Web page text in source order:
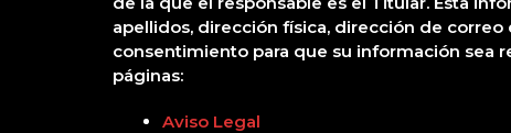
apellidos, dirección física, dirección de
consentimiento para que su información sea
páginas:
Aviso Legal